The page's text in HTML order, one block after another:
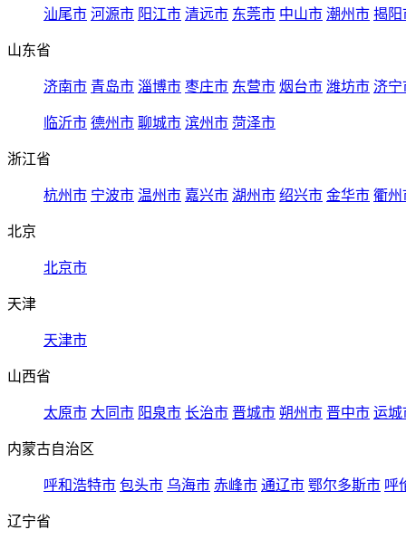
汕尾市 河源市 阳江市 清远市 东莞市 中山市 潮州市 揭阳
山东省
济南市 青岛市 淄博市 枣庄市 东营市 烟台市 潍坊市 济宁
临沂市 德州市 聊城市 滨州市 菏泽市
浙江省
杭州市 宁波市 温州市 嘉兴市 湖州市 绍兴市 金华市 衢州
北京
北京市
天津
天津市
山西省
太原市 大同市 阳泉市 长治市 晋城市 朔州市 晋中市 运城
内蒙古自治区
呼和浩特市 包头市 乌海市 赤峰市 通辽市 鄂尔多斯市 呼
辽宁省